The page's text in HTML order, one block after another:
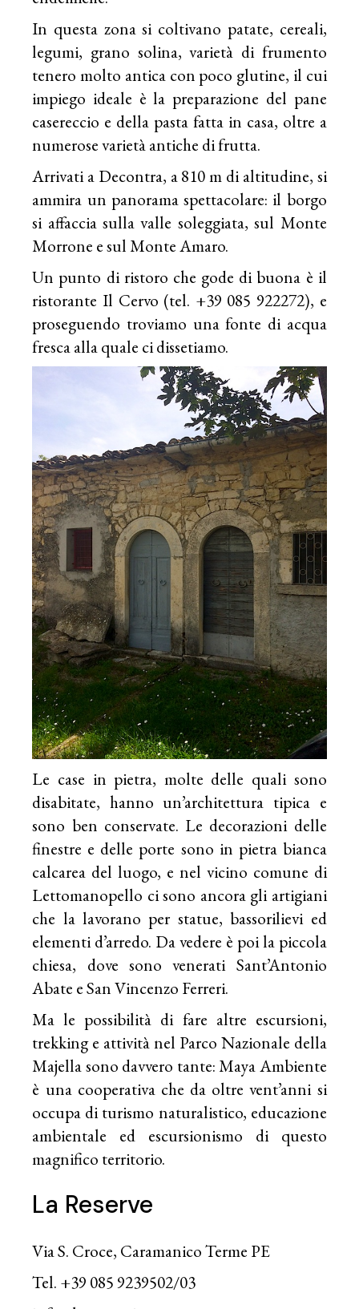
In questa zona si coltivano patate, cereali,
legumi, grano solina, varietà di frumento
tenero molto antica con poco glutine, il cui
impiego ideale è la preparazione del pane
casereccio e della pasta fatta in casa, oltre a
numerose varietà antiche di frutta.
Arrivati a Decontra, a 810 m di altitudine, si
ammira un panorama spettacolare: il borgo
si affaccia sulla valle soleggiata, sul Monte
Morrone e sul Monte Amaro.
Un punto di ristoro che gode di buona è il
ristorante Il Cervo (tel. +39 085 922272), e
proseguendo troviamo una fonte di acqua
fresca alla quale ci dissetiamo.
Le case in pietra, molte delle quali sono
disabitate, hanno un’architettura tipica e
sono ben conservate. Le decorazioni delle
finestre e delle porte sono in pietra bianca
calcarea del luogo, e nel vicino comune di
Lettomanopello ci sono ancora gli artigiani
che la lavorano per statue, bassorilievi ed
elementi d’arredo. Da vedere è poi la piccola
chiesa, dove sono venerati Sant’Antonio
Abate e San Vincenzo Ferreri.
Ma le possibilità di fare altre escursioni,
trekking e attività nel Parco Nazionale della
Majella sono davvero tante: Maya Ambiente
è una cooperativa che da oltre vent’anni si
occupa di turismo naturalistico, educazione
ambientale ed escursionismo di questo
magnifico territorio.
La Reserve
Via S. Croce, Caramanico Terme PE
Tel. +39 085 9239502/03